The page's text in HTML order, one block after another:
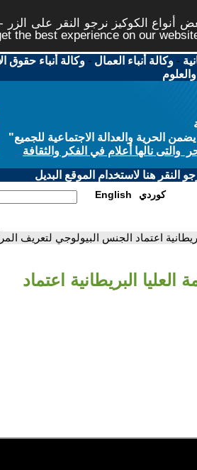
الكوكيز نرجو النقر على
the best experience on our
-وكالة أنباء العمال -وكالة أنباء حقوق
الحرية والعدالة الاجتماعية للجميع"
والتى نالها أعلام في الفكر والثقافة
النقر هنا لاستخدام الموقع البديل
English كوردي
اعتماد الجنس البيولوجي لتعريف
البريطانية اعتماد